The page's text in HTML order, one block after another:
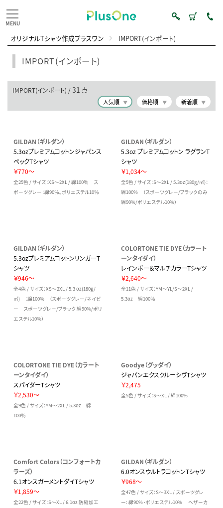
オリジナルTシャツ作成プラスワン IMPORT(インポート)
IMPORT(インポート)
IMPORT(インポート) /31 点
人気順 価格順 新着順
GILDAN（ギルダン）
5.3ozプレミアムコットンジャパンス
ペックTシャツ
￥770～
全25色 / サイズ：XS～2XL / 綿100％ ス
ポーツグレー：綿90％。ポリエステル10％
GILDAN（ギルダン）
5.3oz プレミアムコットン ラグランT
シャツ
￥1,034～
全5色 / サイズ：S～2XL / 5.3oz(180g/㎡)：
綿100% （スポーツグレー/ブラックのみ
綿90%/ポリエステル10%）
GILDAN（ギルダン）
5.3ozプレミアムコットンリンガーT
シャツ
￥946～
全4色 / サイズ：XS～2XL / 5.3 oz(180g/
㎡) ：綿100% （スポーツグレー/ネイビ
ー スポーツグレー/ブラック 綿90%/ポリ
エステル10%）
COLORTONE TIE DYE（カラート
ーンタイダイ）
レインボー＆マルチカラーTシャツ
￥2,640～
全11色 / サイズ：YM～YL/S～2XL /
5.3oz 綿100％
COLORTONE TIE DYE（カラート
ーンタイダイ）
スパイダーTシャツ
￥2,530～
全9色 / サイズ：YM～2XL / 5.3oz 綿
100％
Goodye（グッダイ）
ジャパンエクスクルーシヴTシャツ
￥2,475
全5色 / サイズ：S～XL / 綿100%
Comfort Colors（コンフォートカ
ラーズ）
6.1オンスガーメントダイTシャツ
￥1,859～
全22色 / サイズ：S～XL / 6.1oz 防縮加工
GILDAN（ギルダン）
6.0オンスウルトラコットンTシャツ
￥968～
全47色 / サイズ：S～3XL / スポーツグレ
ー: 綿90%・ポリエステル10% ヘザーカ